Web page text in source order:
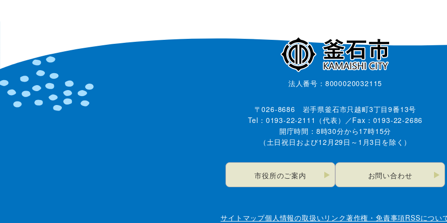
法人番号：8000020032115
〒026-8686 岩手県釜石市只越町3丁目9番13号
Tel：0193-22-2111（代表）／Fax：0193-22-2686
開庁時間：8時30分から17時15分
（土日祝日および12月29日～1月3日を除く）
市役所のご案内 お問い合わせ
サイトマップ個人情報の取扱いリンク著作権・免責事項RSSについ